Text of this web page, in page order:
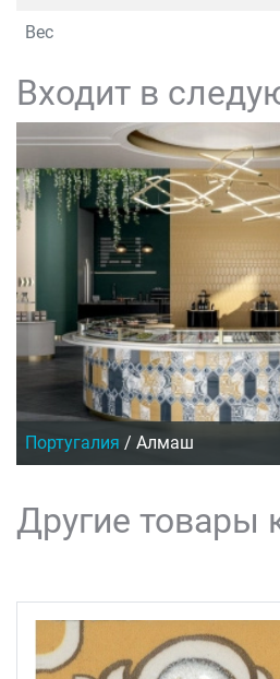
Вес
Входит в
Португалия / Алмаш
Другие товары